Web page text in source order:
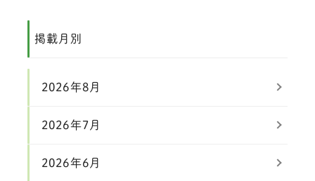
掲載月別
2026年8月
2026年7月
2026年6月